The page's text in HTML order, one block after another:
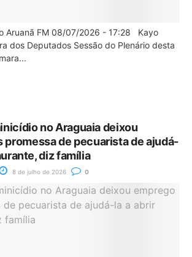
Aruanã FM 08/07/2026 - 17:28 Kayo
dos Deputados Sessão do Plenário desta
no Araguaia deixou
promessa de pecuarista de ajudá-
diz família
8 de julho de 2026 0